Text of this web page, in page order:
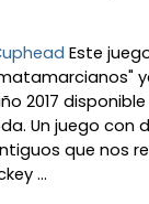
Este
2017
Un juego con
que nos
...